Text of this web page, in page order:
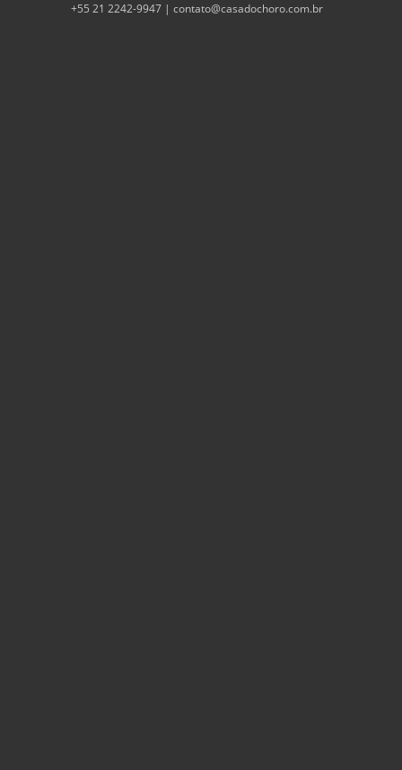
+55 21 2242-9947 | contato@casadochoro.com.br